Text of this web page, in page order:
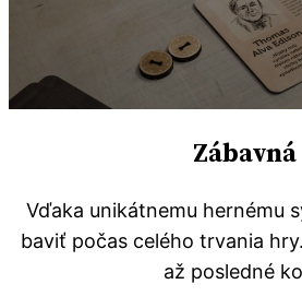
Zábavná
Vďaka unikátnemu hernému
baviť počas celého trvania
až posledné